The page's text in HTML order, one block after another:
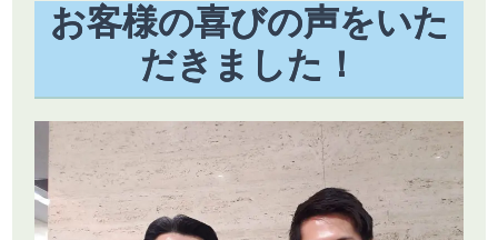
お客様の喜びの声をいた
だきました！